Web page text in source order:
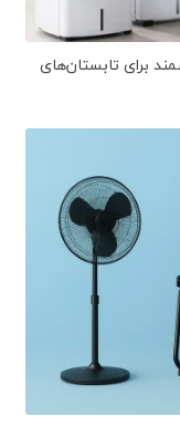
برای تابستان‌های